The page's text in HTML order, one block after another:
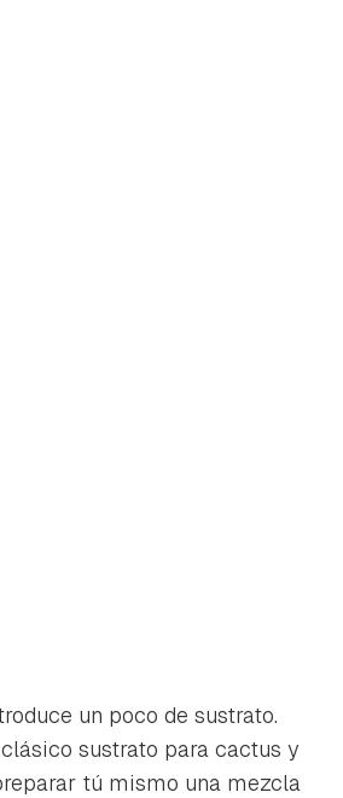
un poco de sustrato.
sustrato para cactus y
tú mismo una mezcla